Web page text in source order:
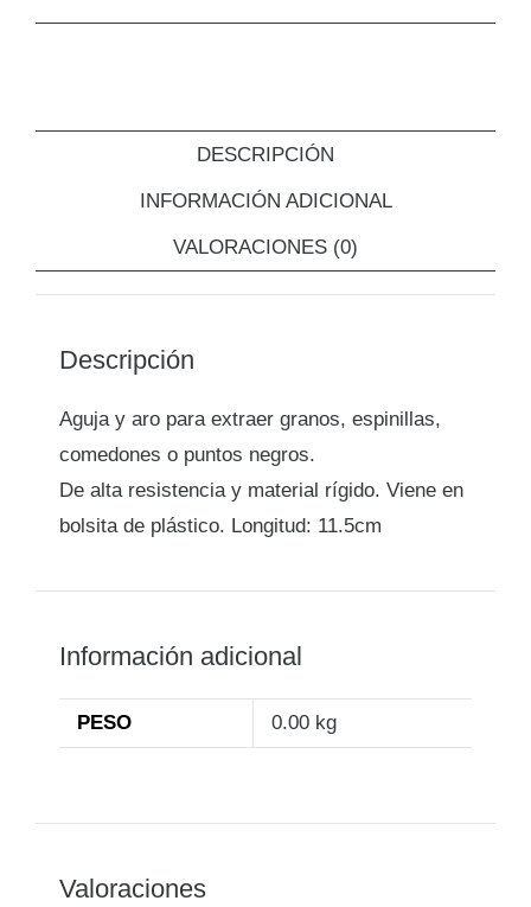
DESCRIPCIÓN
INFORMACIÓN ADICIONAL
VALORACIONES (0)
Descripción
Aguja y aro para extraer granos, espinillas,
comedones o puntos negros.
De alta resistencia y material rígido. Viene en
bolsita de plástico. Longitud: 11.5cm
Información adicional
PESO 0.00 kg
Valoraciones